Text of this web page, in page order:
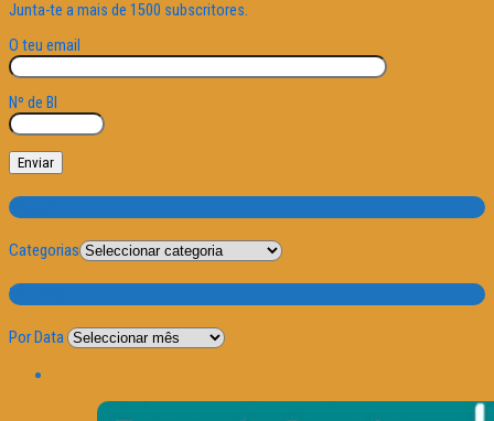
Junta-te a mais de 1500 subscritores.
O teu email
Nº de BI
Categorias
Categorias
Por Data
Por Data